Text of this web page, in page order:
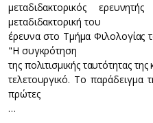
μεταδιδακτορικός
μεταδιδακτορική του
έρευνα στο Τμήμα
"Η συγκρότηση
της πολιτισμικής ταυτότητας
τελετουργικό. Το παράδειγμα
πρώτες
…